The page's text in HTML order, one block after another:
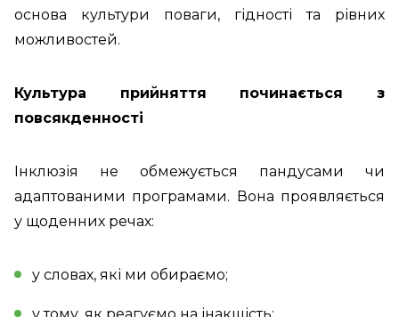
основа культури поваги, гідності та рівних
можливостей.
Культура прийняття починається з
повсякденності
Інклюзія не обмежується пандусами чи
адаптованими програмами. Вона проявляється
у щоденних речах:
у словах, які ми обираємо;